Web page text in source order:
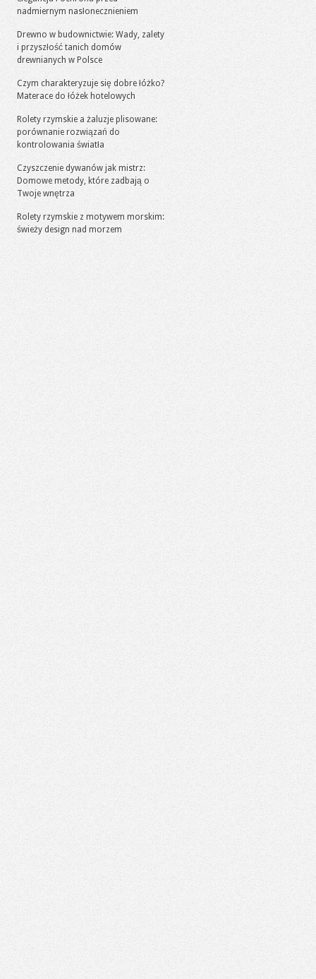
nadmiernym nasłonecznieniem
Drewno w budownictwie: Wady, zalety
i przyszłość tanich domów
drewnianych w Polsce
Czym charakteryzuje się dobre łóżko?
Materace do łóżek hotelowych
Rolety rzymskie a żaluzje plisowane:
porównanie rozwiązań do
kontrolowania światła
Czyszczenie dywanów jak mistrz:
Domowe metody, które zadbają o
Twoje wnętrza
Rolety rzymskie z motywem morskim:
świeży design nad morzem